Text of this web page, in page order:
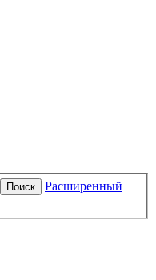
Поиск
Расширенный